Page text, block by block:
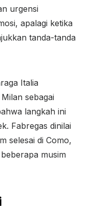
urgensi
apalagi ketika
tanda-tanda
Italia
sebagai
langkah ini
Fabregas dinilai
selesai di Como,
musim